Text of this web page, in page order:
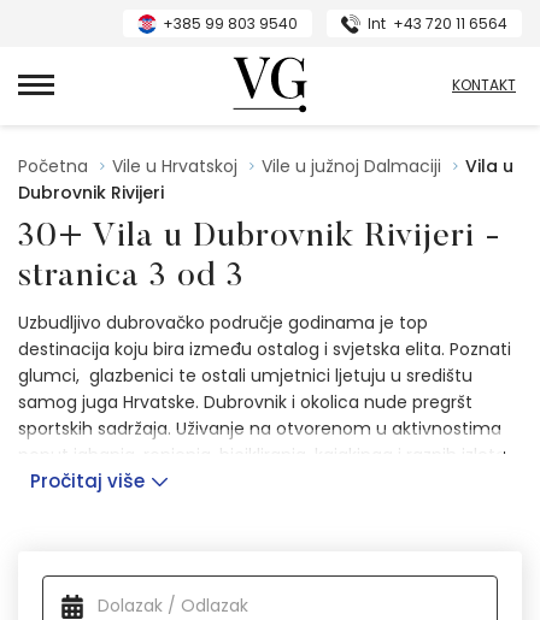
+385 99 803 9540 Int +43 720 11 6564
VillasGuide
KONTAKT
Početna Vile u Hrvatskoj Vile u južnoj Dalmaciji
Vila u
Dubrovnik Rivijeri
30+ Vila u Dubrovnik Rivijeri -
stranica 3 od 3
Uzbudljivo dubrovačko područje godinama je top
destinacija koju bira između ostalog i svjetska elita. Poznati
glumci, glazbenici te ostali umjetnici ljetuju u središtu
samog juga Hrvatske. Dubrovnik i okolica nude pregršt
sportskih sadržaja. Uživanje na otvorenom u aktivnostima
poput jahanja, ronjenja, bicikliranja, kajakinga i raznih izleta
savršeno se nadopunjuje sa razgledavanjem povijesne i
Pročitaj više
Dostupni smještaj